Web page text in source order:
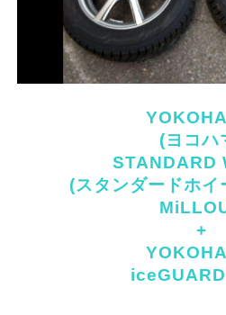
(ヨコハ
STANDARD
(スタンダードホイ
+